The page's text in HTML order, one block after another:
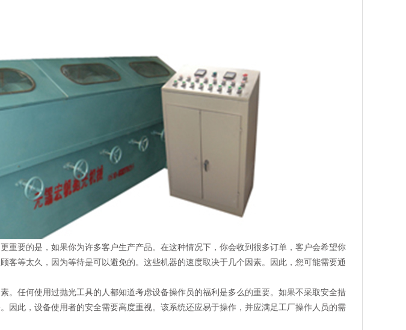
重要的是，如果你为许多客户生产产品。在这种情况下，你会收到很多订单，客户会希望你
客等太久，因为等待是可以避免的。这些机器的速度取决于几个因素。因此，您可能需要通
。任何使用过抛光工具的人都知道考虑设备操作员的福利是多么的重要。如果不采取安全措
因此，设备使用者的安全需要高度重视。该系统还应易于操作，并应满足工厂操作人员的需